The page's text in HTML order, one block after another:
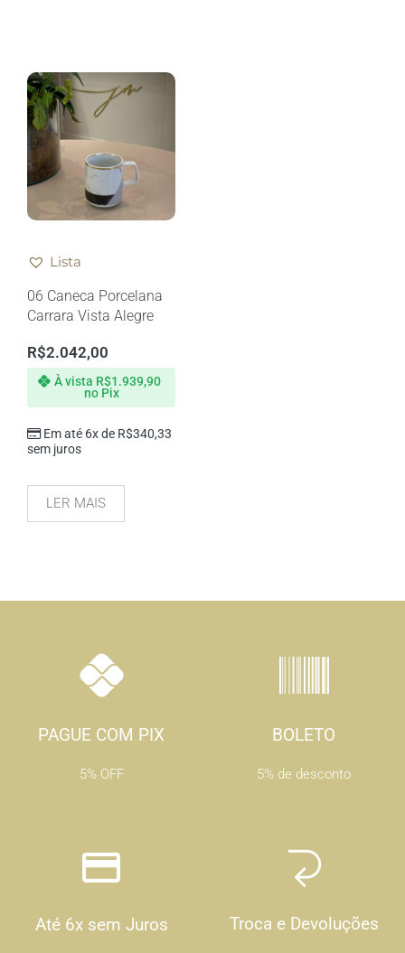
Lista
06 Caneca Porcelana
Carrara Vista Alegre
R$2.042,00
Em até 6x de R$340,33
sem juros
À vista R$1.939,90
no Pix
LER MAIS
PAGUE COM PIX
5% OFF
BOLETO
5% de desconto
Até 6x sem Juros Troca e Devoluções